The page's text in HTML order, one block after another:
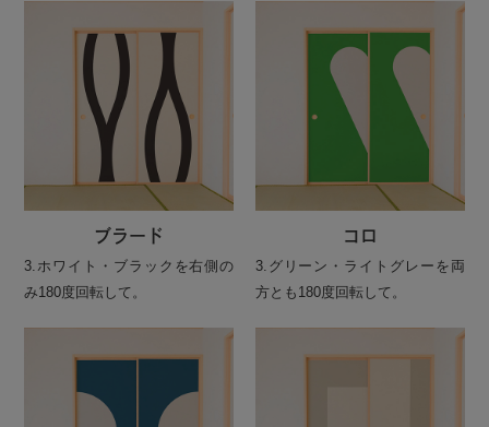
ブラード
3.ホワイト・ブラックを右側の
み180度回転して。
コロ
3.グリーン・ライトグレーを両
方とも180度回転して。